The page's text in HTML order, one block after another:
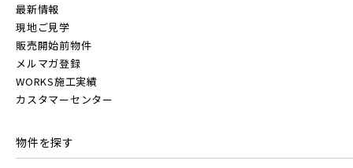
京成成田スカイアクセス線
京成千葉線
市川市(5)
八千代市(1)
白井市(0)
千葉・常磐エリア(16)
最新情報
現地ご見学
販売開始前物件
メルマガ登録
WORKS施工実績
カスタマーセンター
物件を探す